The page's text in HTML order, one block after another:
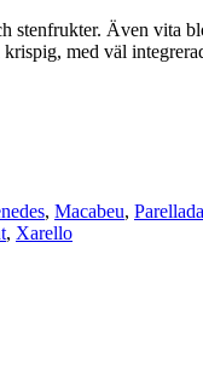
stenfrukter. Även vita
med väl
, Macabeu, Parellada
, Xarello